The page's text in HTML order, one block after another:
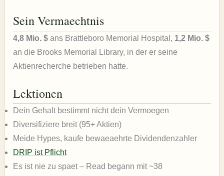
Sein Vermaechtnis
4,8 Mio. $ans Brattleboro Memorial Hospital, 1,2 Mio. $
an die Brooks Memorial Library, in der er seine
Aktienrecherche betrieben hatte.
Lektionen
Dein Gehalt bestimmt nicht dein Vermoegen
Diversifiziere breit (95+ Aktien)
Meide Hypes, kaufe bewaeaehrte Dividendenzahler
DRIP ist Pflicht
Es ist nie zu spaet – Read begann mit ~38